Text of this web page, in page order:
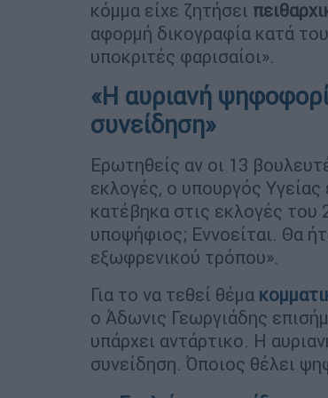
κόμμα είχε ζητήσει
αφορμή δικογραφία κατά
υποκριτές φαρισαίοι».
«Η αυριανή
συνείδηση»
Ερωτηθείς αν οι 13
εκλογές, ο υπουργός
κατέβηκα στις εκλογές
υποψήφιος; Εννοείται. Θα
εξωφρενικού τρόπου».
Για το να τεθεί θέμα
ο Άδωνις Γεωργιάδης
υπάρχει αντάρτικο. Η
συνείδηση. Όποιος θέλει